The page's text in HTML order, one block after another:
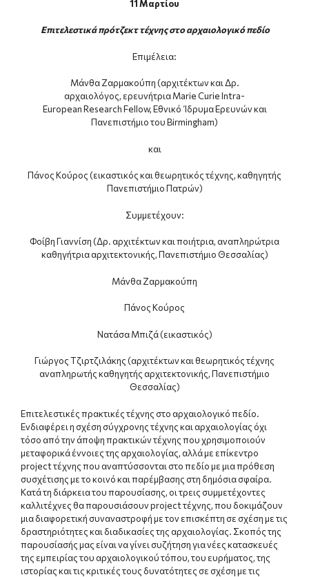
11 Μαρτίου
Επιτελεστικά πρότζεκτ τέχνης στο αρχαιολογικό πεδίο
Επιμέλεια:
Μάνθα Ζαρμακούπη (αρχιτέκτων και Δρ.
αρχαιολόγος, ερευνήτρια Marie Curie Intra-
European Research Fellow, Εθνικό Ίδρυμα Ερευνών και
Πανεπιστήμιο του Birmingham)
και
Πάνος Κούρος (εικαστικός και θεωρητικός τέχνης, καθηγητής
Πανεπιστήμιο Πατρών)
Συμμετέχουν:
Φοίβη Γιαννίση (Δρ. αρχιτέκτων και ποιήτρια, αναπληρώτρια
καθηγήτρια αρχιτεκτονικής, Πανεπιστήμιο Θεσσαλίας)
Μάνθα Ζαρμακούπη
Πάνος Κούρος
Νατάσα Μπιζά (εικαστικός)
Γιώργος Τζιρτζιλάκης (αρχιτέκτων και θεωρητικός τέχνης
αναπληρωτής καθηγητής αρχιτεκτονικής, Πανεπιστήμιο
Θεσσαλίας)
Επιτελεστικές πρακτικές τέχνης στο αρχαιολογικό πεδίο.
Ενδιαφέρει η σχέση σύγχρονης τέχνης και αρχαιολογίας όχι
τόσο από την άποψη πρακτικών τέχνης που χρησιμοποιούν
μεταφορικά έννοιες της αρχαιολογίας, αλλά με επίκεντρο
project τέχνης που αναπτύσσονται στο πεδίο με μια πρόθεση
συσχέτισης με το κοινό και παρέμβασης στη δημόσια σφαίρα.
Κατά τη διάρκεια του παρουσίασης, οι τρεις συμμετέχοντες
καλλιτέχνες θα παρουσιάσουν project τέχνης, που δοκιμάζουν
μια διαφορετική συναναστροφή με τον επισκέπτη σε σχέση με τις
δραστηριότητες και διαδικασίες της αρχαιολογίας. Σκοπός της
παρουσίασής μας είναι να γίνει συζήτηση για νέες κατασκευές
της εμπειρίας του αρχαιολογικού τόπου, του ευρήματος, της
ιστορίας και τις κριτικές τους δυνατότητες σε σχέση με τις